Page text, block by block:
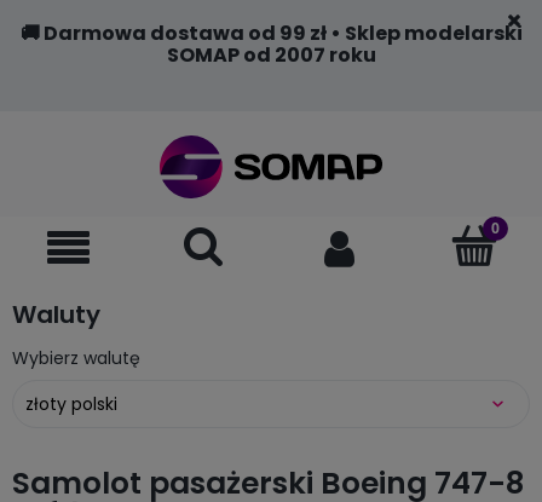
🚚 Darmowa dostawa od 99 zł • Sklep modelarski
SOMAP od 2007 roku
Waluty
Wybierz walutę
Samolot pasażerski Boeing 747-8